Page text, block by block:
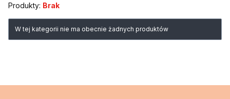
Produkty: Brak
Lista produktów
W tej kategorii nie ma obecnie żadnych produktów